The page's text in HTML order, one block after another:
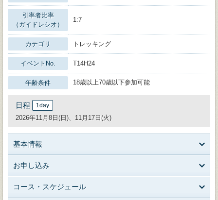
引率者比率
（ガイドレシオ）
1:7
カテゴリ トレッキング
イベントNo. T14H24
年齢条件 18歳以上70歳以下参加可能
日程 1day
2026年11月8日(日)、11月17日(火)
基本情報
お申し込み
コース・スケジュール